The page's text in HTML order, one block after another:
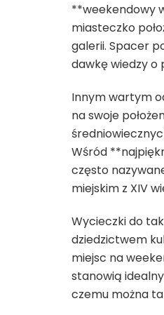
**weekendowy
miasteczko
galerii. Spacer
dawkę wiedzy o
Innym wartym
na swoje
Wśród
często
miejskim z XIV
Wycieczki do
dziedzictwem
miejsc na
stanowią
czemu można